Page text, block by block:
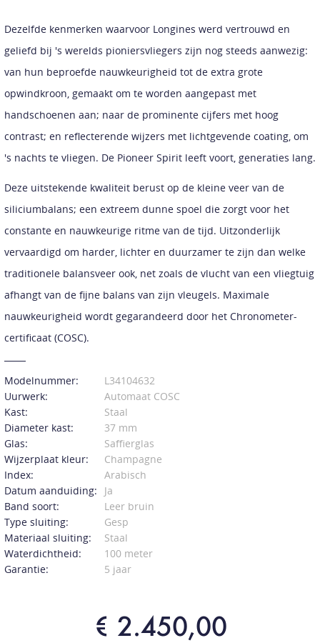
Dezelfde kenmerken waarvoor Longines werd vertrouwd en
geliefd bij 's werelds pioniersvliegers zijn nog steeds aanwezig:
van hun beproefde nauwkeurigheid tot de extra grote
opwindkroon, gemaakt om te worden aangepast met
handschoenen aan; naar de prominente cijfers met hoog
contrast; en reflecterende wijzers met lichtgevende coating, om
's nachts te vliegen. De Pioneer Spirit leeft voort, generaties lang.
Deze uitstekende kwaliteit berust op de kleine veer van de
siliciumbalans; een extreem dunne spoel die zorgt voor het
constante en nauwkeurige ritme van de tijd. Uitzonderlijk
vervaardigd om harder, lichter en duurzamer te zijn dan welke
traditionele balansveer ook, net zoals de vlucht van een vliegtuig
afhangt van de fijne balans van zijn vleugels. Maximale
nauwkeurigheid wordt gegarandeerd door het Chronometer-
certificaat (COSC).
Modelnummer:
L34104632
Uurwerk:
Automaat COSC
Kast:
Staal
Diameter kast:
37 mm
Glas:
Saffierglas
Wijzerplaat kleur:
Champagne
Index:
Arabisch
Datum aanduiding:
Ja
Band soort:
Leer bruin
Type sluiting:
Gesp
Materiaal sluiting:
Staal
Waterdichtheid:
100 meter
Garantie:
5 jaar
€ 2.450,00